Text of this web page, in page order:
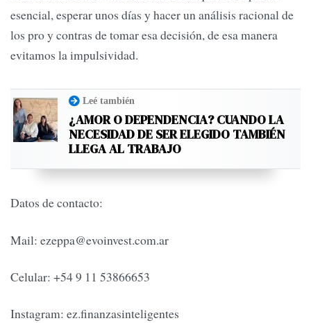
esencial, esperar unos días y hacer un análisis racional de
los pro y contras de tomar esa decisión, de esa manera
evitamos la impulsividad.
Leé también
¿AMOR O DEPENDENCIA? CUANDO LA
NECESIDAD DE SER ELEGIDO TAMBIÉN
LLEGA AL TRABAJO
Datos de contacto:
Mail: ezeppa@evoinvest.com.ar
Celular: +54 9 11 53866653
Instagram: ez.finanzasinteligentes